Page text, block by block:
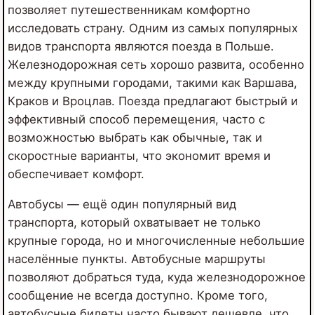
позволяет путешественникам комфортно
исследовать страну. Одним из самых популярных
видов транспорта являются поезда в Польше.
Железнодорожная сеть хорошо развита, особенно
между крупными городами, такими как Варшава,
Краков и Вроцлав. Поезда предлагают быстрый и
эффективный способ перемещения, часто с
возможностью выбрать как обычные, так и
скоростные варианты, что экономит время и
обеспечивает комфорт.
Автобусы — ещё один популярный вид
транспорта, который охватывает не только
крупные города, но и многочисленные небольшие
населённые пункты. Автобусные маршруты
позволяют добраться туда, куда железнодорожное
сообщение не всегда доступно. Кроме того,